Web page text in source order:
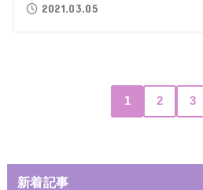
2021.03.05
1 2 3
新着記事